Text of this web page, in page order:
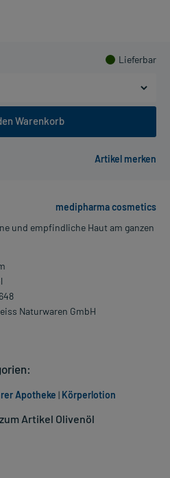
Lieferbar
Warenkorb
medipharma cosmetics
und empfindliche Haut am ganzen
Naturwaren GmbH
Artikel Olivenöl
Apotheke | Körperlotion